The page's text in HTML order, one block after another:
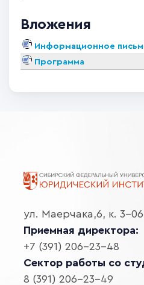
Вложения
Информационное
Программа
ул. Маерчака,6, к. 3-06
Приемная директора:
+7 (391) 206-23-48
Сектор работы со
8 (391) 206-23-49